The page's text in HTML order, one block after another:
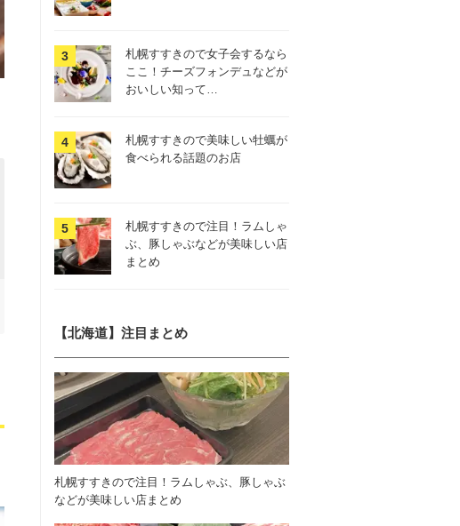
札幌すすきので女子会するなら
ここ！チーズフォンデュなどが
おいしい知って…
札幌すすきので美味しい牡蠣が
食べられる話題のお店
札幌すすきので注目！ラムしゃ
ぶ、豚しゃぶなどが美味しい店
まとめ
【北海道】注目まとめ
札幌すすきので注目！ラムしゃぶ、豚しゃぶ
などが美味しい店まとめ